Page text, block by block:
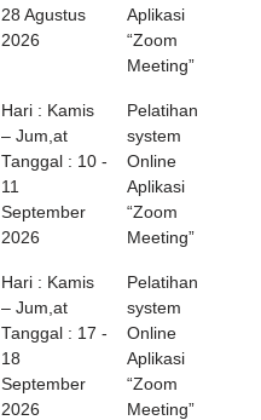
28 Agustus
2026
Aplikasi
“Zoom
Meeting”
Hari : Kamis
– Jum,at
Tanggal : 10 -
11
September
2026
Pelatihan
system
Online
Aplikasi
“Zoom
Meeting”
Hari : Kamis
– Jum,at
Tanggal : 17 -
18
September
2026
Pelatihan
system
Online
Aplikasi
“Zoom
Meeting”